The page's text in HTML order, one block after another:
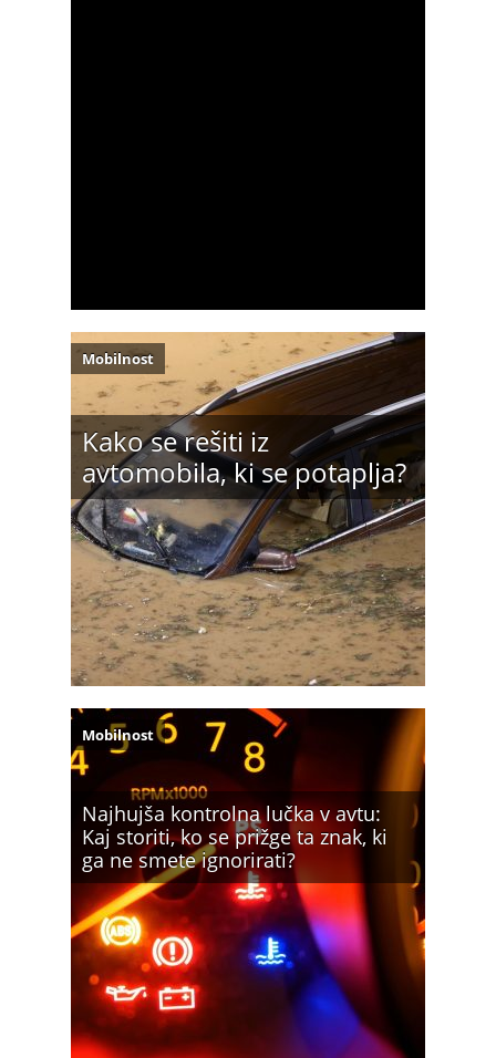
Kako se rešiti iz
avtomobila, ki se potaplja?
Mobilnost
Najhujša kontrolna lučka v avtu:
Kaj storiti, ko se prižge ta znak, ki
ga ne smete ignorirati?
Mobilnost